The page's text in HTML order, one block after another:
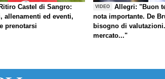
Castel di Sangro:
allenamenti ed eventi,
prenotarsi
VIDEO
Allegri: "Buon
nota importante. De
bisogno di
mercato..."